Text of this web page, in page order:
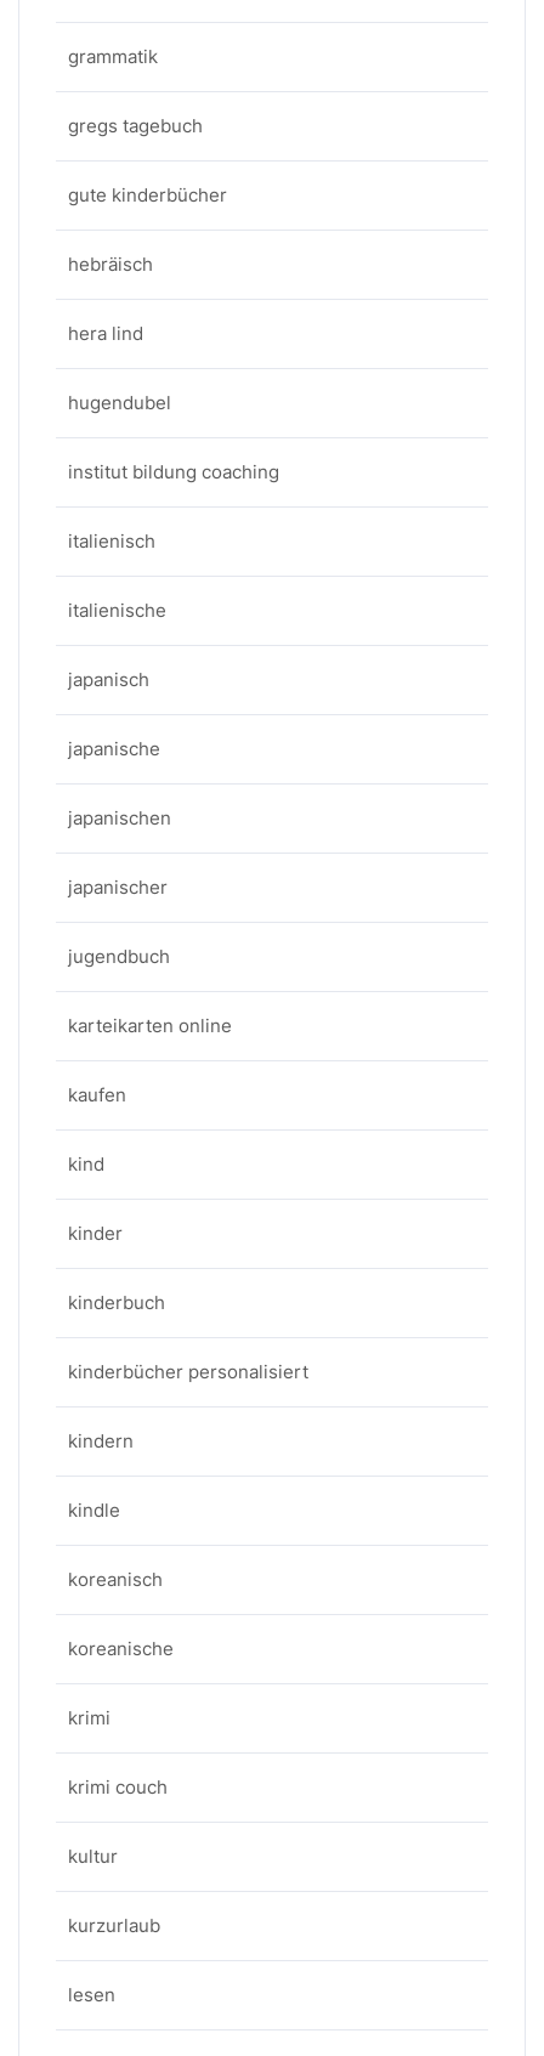
grammatik
gregs tagebuch
gute kinderbücher
hebräisch
hera lind
hugendubel
institut bildung coaching
italienisch
italienische
japanisch
japanische
japanischen
japanischer
jugendbuch
karteikarten online
kaufen
kind
kinder
kinderbuch
kinderbücher personalisiert
kindern
kindle
koreanisch
koreanische
krimi
krimi couch
kultur
kurzurlaub
lesen